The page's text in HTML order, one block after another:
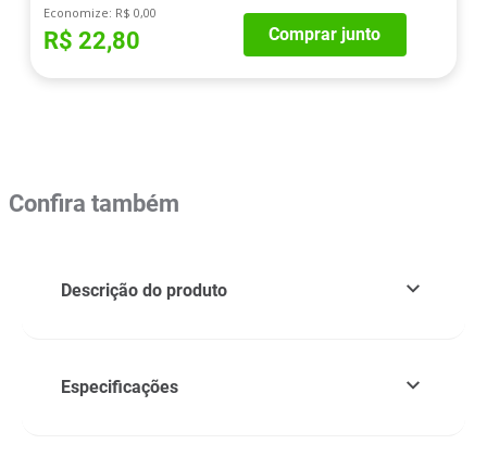
Economize: R$ 0,00
R$ 22,80 Comprar junto
Confira também
Descrição do produto
Especificações